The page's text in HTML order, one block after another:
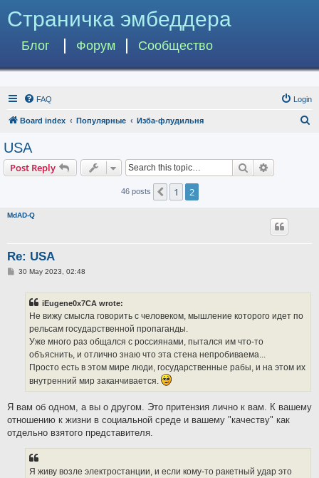
Страничка эмбеддера
Блог Форум Сообщество
FAQ Login
Board index Популярные Изба-флудильня
USA
Post Reply Search
46 posts Previous
1 2
MdAD-Q
Re: USA
P30 May 2023, 02:48
iEugene0x7CA wrote:
Не вижу смысла говорить с человеком, мышление которого идет по
рельсам государственной пропаганды.
Уже много раз общался с россиянами, пытался им что-то
объяснить, и отлично знаю что эта стена непробиваема...
Просто есть в этом мире люди, государственные рабы, и на этом их
внутренний мир заканчивается.
Я вам об одном, а вы о другом. Это притензия лично к вам. К вашему
отношению к жизни в социальной среде и вашему "качеству" как
отдельно взятого представителя.
Я живу возле электростанции, и если кому-то ракетный удар это